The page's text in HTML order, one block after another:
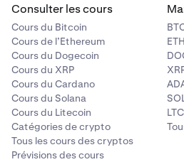
Consulter les cours
Cours du Bitcoin
Cours de l’Ethereum
Cours du Dogecoin
Cours du XRP
Cours du Cardano
Cours du Solana
Cours du Litecoin
Catégories de crypto
Tous les cours des cryptos
Prévisions des cours